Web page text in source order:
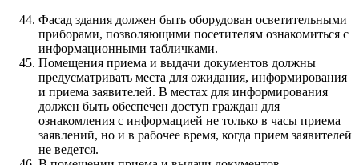
Фасад здания должен быть оборудован осветительными
приборами, позволяющими посетителям ознакомиться с
информационными табличками.
Помещения приема и выдачи документов должны
предусматривать места для ожидания, информирования
и приема заявителей. В местах для информирования
должен быть обеспечен доступ граждан для
ознакомления с информацией не только в часы приема
заявлений, но и в рабочее время, когда прием заявителей
не ведется.